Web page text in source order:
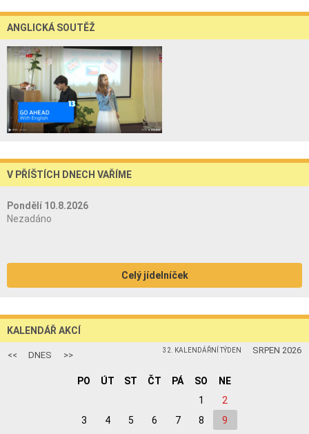
ANGLICKÁ SOUTĚŽ
V PŘÍŠTÍCH DNECH VAŘÍME
Pondělí 10.8.2026
Nezadáno
Celý jídelníček
KALENDÁŘ AKCÍ
<< DNES >> SRPEN 2026
32. KALENDÁŘNÍ TÝDEN
PO ÚT ST ČT PÁ SO
NE
1
2
3
4 5 6 7 8
9